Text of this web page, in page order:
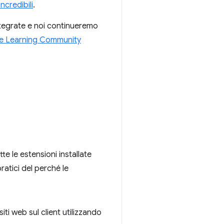
.
e noi continueremo
Learning Community
le estensioni installate
del perché le
web sul client utilizzando